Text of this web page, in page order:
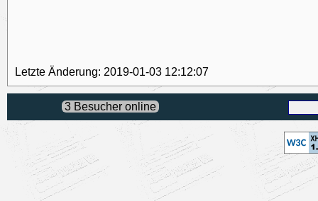
Letzte Änderung: 2019-01-03 12:12:07
3 Besucher online